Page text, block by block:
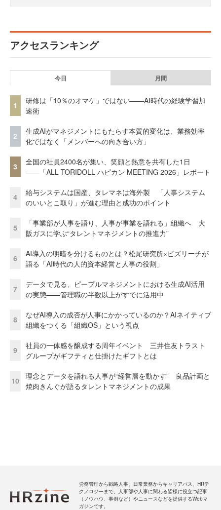
アクセスランキング
今日 月間
1
研修は「10％のオマケ」ではない——AI時代の経験学習加
速術
2
生成AIがマネジメントにもたらす本質的変化は、業務効率
化ではなく「メンバーへの向き合い方」
3
全国の社員2400名が集い、笑顔と熱意を共有した1日
――「ALL TORIDOLL ハピカン MEETING 2026」レポート
4
給与システムは国産、タレマネは海外製 「人事システム
のいいとこ取り」が進む理由と成功のポイント
5
「事業部が人事を語り、人事が事業を語れる」組織へ 大
阪ガスに学ぶ“タレントマネジメントの推進力”
6
AI導入の明暗を分けるものとは？松尾研究所×ビズリーチが
語る「AI時代の人的資本経営と人事の役割」
7
データで見る、ピープルマネジメントにおける生成AI活用
の実態——管理職の半数以上がすでに活用中
8
なぜAI導入の成否が人事にかかっているのか？AIネイティブ
組織をつくる「組織OS」という視点
9
社員の一体感を醸成する周年イベント 三井住友トラスト
グループがギフティと仕掛けたギフトとは
10
理念とデータを語れる人事が“経営層を動かす” 良品計画と
焼肉きんぐが語るタレントマネジメントの成果
労務管理から戦略人事、日常業務からキャリアパス、HRテ
クノロジーまで、人事部や人事に関わる皆様に役立つ記事
（ノウハウ、事例など）やニュースなどを提供するWebマ
ガジンです。